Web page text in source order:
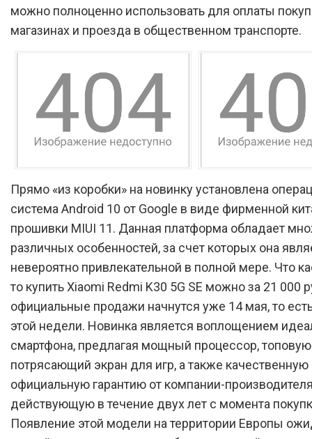
можно полноценно использовать для оплаты
магазинах и проезда в общественном транспорте.
Прямо «из коробки» на новинку установлена
система Android 10 от Google в виде фирменной
прошивки MIUI 11. Данная платформа обладает
различных особенностей, за счет которых она
невероятно привлекательной в полной мере. Что
то купить Xiaomi Redmi K30 5G SE можно за 21 000
официальные продажи начнутся уже 14 мая, то
этой недели. Новинка является воплощением
смартфона, предлагая мощный процессор,
потрясающий экран для игр, а также качественную
официальную гарантию от компании-
действующую в течение двух лет с момента
Появление этой модели на территории Европы